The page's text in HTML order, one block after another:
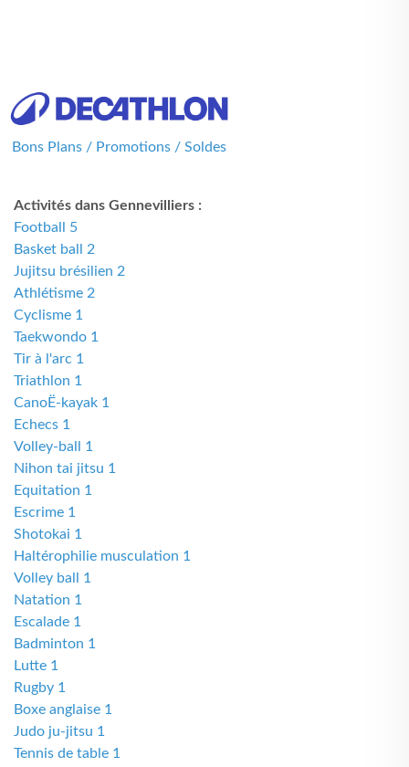
Bons Plans / Promotions / Soldes
Activités dans Gennevilliers :
Football 5
Basket ball 2
Jujitsu brésilien 2
Athlétisme 2
Cyclisme 1
Taekwondo 1
Tir à l'arc 1
Triathlon 1
CanoË-kayak 1
Echecs 1
Volley-ball 1
Nihon tai jitsu 1
Equitation 1
Escrime 1
Shotokai 1
Haltérophilie musculation 1
Volley ball 1
Natation 1
Escalade 1
Badminton 1
Lutte 1
Rugby 1
Boxe anglaise 1
Judo ju-jitsu 1
Tennis de table 1